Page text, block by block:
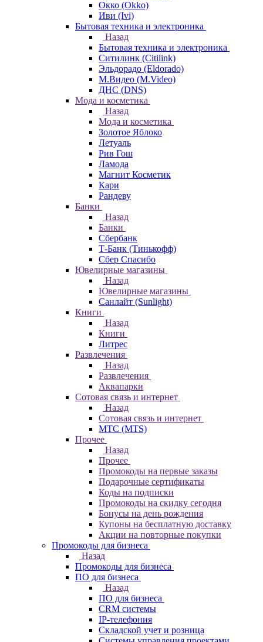
Окко (Okko)
Иви (Ivi)
Бытовая техника и электроника
Назад
Бытовая техника и электроника
Ситилинк (Citilink)
Эльдорадо (Eldorado)
М.Видео (M.Video)
ДНС (DNS)
Мода и косметика
Назад
Мода и косметика
Золотое Яблоко
Летуаль
Рив Гош
Ламода
Магнит Косметик
Кари
Рандеву
Банки
Назад
Банки
Сбербанк
Т-Банк (Тинькофф)
Сбер Спасибо
Ювелирные магазины
Назад
Ювелирные магазины
Санлайт (Sunlight)
Книги
Назад
Книги
Литрес
Развлечения
Назад
Развлечения
Аквапарки
Сотовая связь и интернет
Назад
Сотовая связь и интернет
МТС (MTS)
Прочее
Назад
Прочее
Промокоды на первые заказы
Подарочные сертификаты
Коды на подписки
Промокоды на скидку сегодня
Бонусы на день рождения
Купоны на бесплатную доставку
Акции на повторные покупки
Промокоды для бизнеса
Назад
Промокоды для бизнеса
ПО для бизнеса
Назад
ПО для бизнеса
CRM системы
IP-телефония
Складской учет и розница